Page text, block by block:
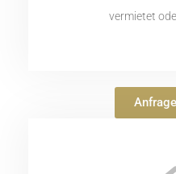
vermietet